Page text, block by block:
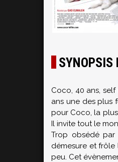
SYNOPSIS
Coco, 40 ans,
ans une des plus
pour Coco, la
Il invite tout le
Trop obsédé
démesure et frôle
peu. Cet